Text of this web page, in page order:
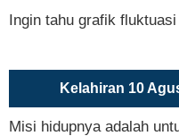
Ingin tahu grafik
Kelahiran 10
Misi hidupnya adalah